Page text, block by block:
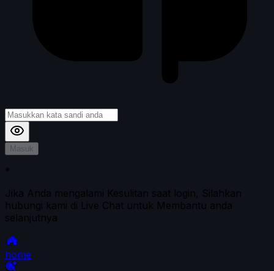
Masuk
*
Jika Anda mengalami Kesulitan saat login, Silahkan
hubungi kami di Live Chat untuk Membantu anda
selanjutnya
home